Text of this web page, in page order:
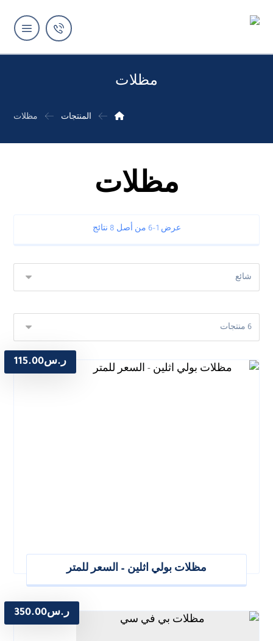
مظلات
المنتجات مظلات
مظلات
عرض 1–6 من أصل 8 نتائج
مظلات بولي اثلين – السعر للمتر
ر.س115.00
ر.س350.00